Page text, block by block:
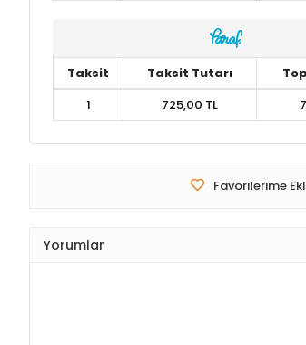
Taksit Taksit Tutarı
1
725,00 TL
Favorilerime
Yorumlar